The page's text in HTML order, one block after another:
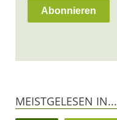
MEISTGELESEN IN...